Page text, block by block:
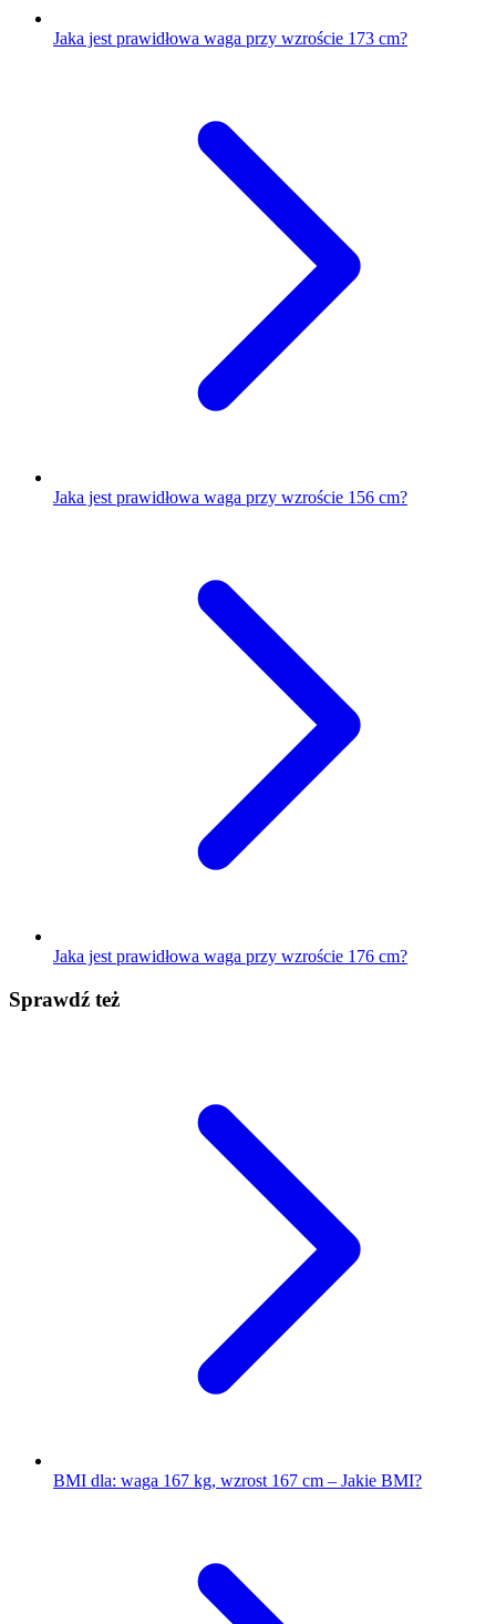
Jaka jest prawidłowa waga przy wzroście 173 cm?
Jaka jest prawidłowa waga przy wzroście 156 cm?
Jaka jest prawidłowa waga przy wzroście 176 cm?
Sprawdź też
BMI dla: waga 167 kg, wzrost 167 cm – Jakie BMI?